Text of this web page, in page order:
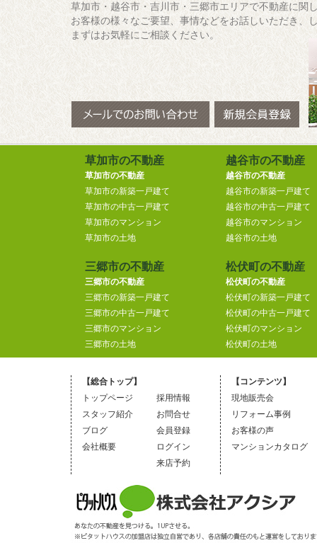
草加市・越谷市・吉川市・三郷市エリアで不動産に関
お客様の様々なご要望、事情などをお話しいただき、
まずはお気軽にご相談ください。
草加市の不動産
草加市の不動産
草加市の新築一戸建て
草加市の中古一戸建て
草加市のマンション
草加市の土地
越谷市の不動産
越谷市の不動産
越谷市の新築一戸建て
越谷市の中古一戸建て
越谷市のマンション
越谷市の土地
三郷市の不動産
三郷市の不動産
三郷市の新築一戸建て
三郷市の中古一戸建て
三郷市のマンション
三郷市の土地
松伏町の不動産
松伏町の不動産
松伏町の新築一戸建て
松伏町の中古一戸建て
松伏町のマンション
松伏町の土地
【総合トップ】
トップページ
スタッフ紹介
ブログ
会社概要
採用情報
お問合せ
会員登録
ログイン
来店予約
【コンテンツ】
現地販売会
リフォーム事例
お客様の声
マンションカタログ